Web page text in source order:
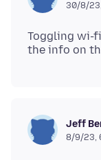
30/8/23,
Toggling wi-
Jeff
8/9/23,